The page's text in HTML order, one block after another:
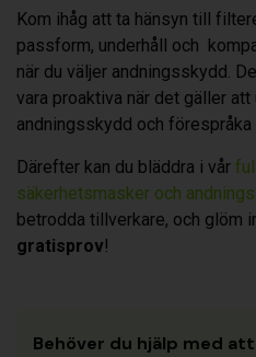
Kom ihåg att ta hänsyn till
passform, underhåll och
när du väljer andningsskydd.
vara proaktiva när det gäller att
andningsskydd och
Därefter kan du bläddra i vår
säkerhetsmasker och
betrodda tillverkare, och glöm
gratisprov!
Behöver du hjälp med